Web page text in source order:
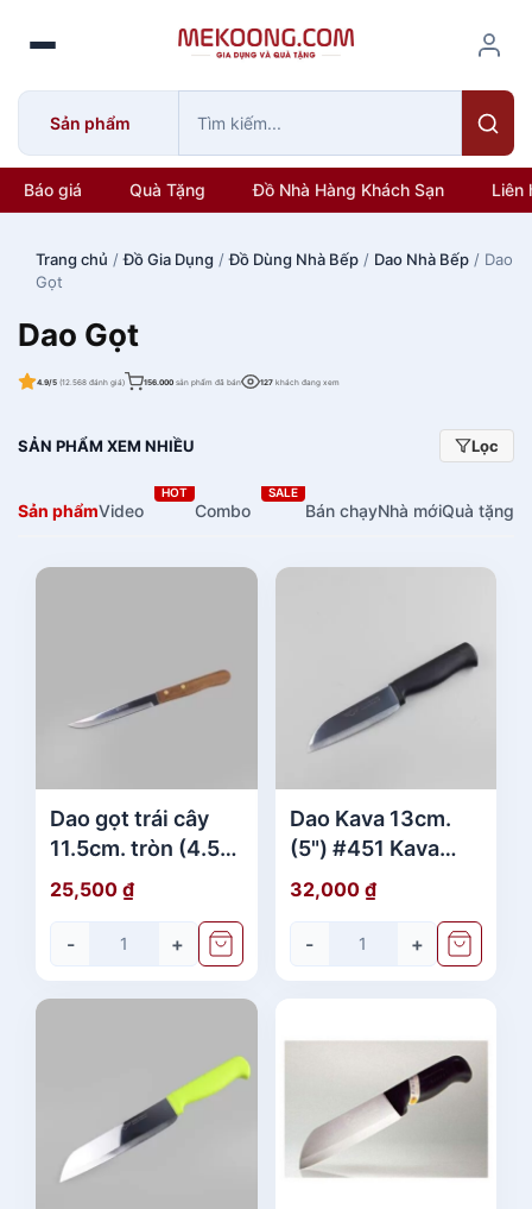
o
Sản phẩm
Báo giá Quà Tặng Đồ Nhà Hàng Khách Sạn Liên
Trang chủ /Đồ Gia Dụng /Đồ Dùng Nhà Bếp / Dao Nhà Bếp / Dao
Gọt
Dao Gọt
4.9/5 (12.568 đánh giá) 156.000 sản phẩm đã bán 127 khách đang xem
SẢN PHẨM XEM NHIỀU Lọc
Sản phẩmVideo
HOT
Combo
SALE
Bán chạyNhà mớiQuà tặng
Dao gọt trái cây
11.5cm. tròn (4.5")
#350 Eagle cán gỗ
(vỉ)
25,500 ₫
- +
Dao Kava 13cm.
(5") #451 Kava
đen (vỉ)
32,000 ₫
- +